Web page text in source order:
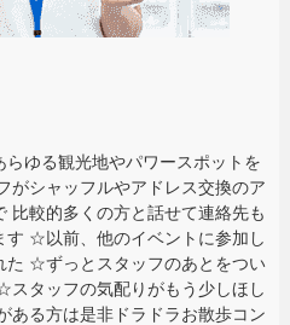
ゆる観光地やパワースポットを
がシャッフルやアドレス交換のア
比較的多くの方と話せて連絡先も
す ☆以前、他のイベントに参加し
た ☆ずっとスタッフのあとをつい
タッフの気配りがもう少しほし
ある方は是非ドラドラお散歩コン